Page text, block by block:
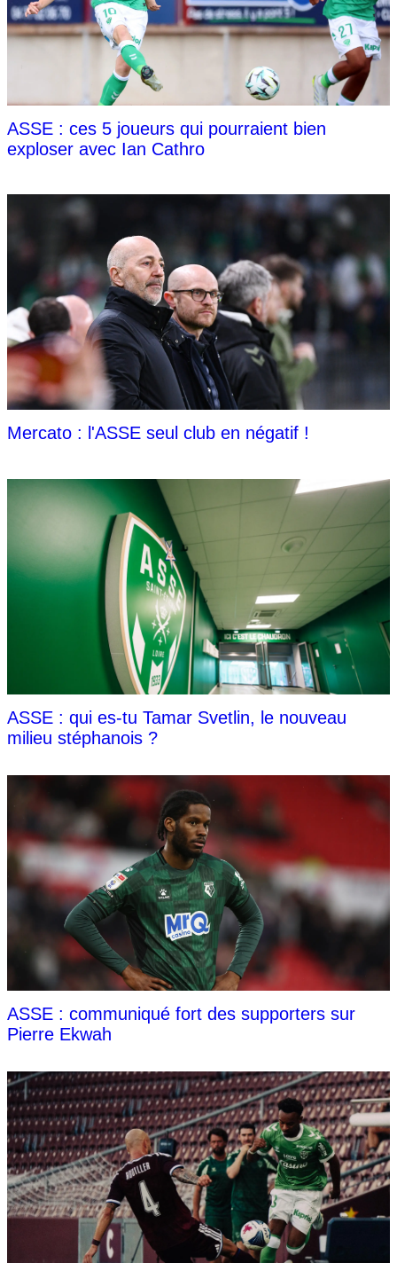
ASSE : ces 5 joueurs qui pourraient bien
exploser avec Ian Cathro
Mercato : l'ASSE seul club en négatif !
ASSE : qui es-tu Tamar Svetlin, le nouveau
milieu stéphanois ?
ASSE : communiqué fort des supporters sur
Pierre Ekwah